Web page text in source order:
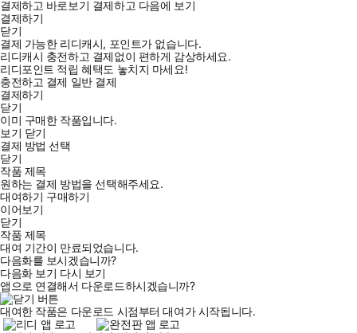
결제하고 바로보기 결제하고 다음에 보기
결제하기
닫기
결제 가능한 리디캐시, 포인트가 없습니다.
리디캐시 충전하고 결제없이 편하게 감상하세요.
리디포인트 적립 혜택도 놓치지 마세요!
충전하고 결제 일반 결제
결제하기
닫기
이미 구매한 작품입니다.
보기 닫기
결제 방법 선택
닫기
작품 제목
원하는 결제 방법을 선택해주세요.
대여하기 구매하기
이어보기
닫기
작품 제목
대여 기간이 만료되었습니다.
다음화를 보시겠습니까?
다음화 보기 다시 보기
앱으로 연결해서 다운로드하시겠습니까?
대여한 작품은 다운로드 시점부터 대여가 시작됩니다.